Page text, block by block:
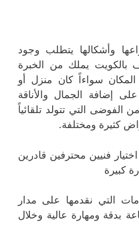
وأشكالها يتطلب وجود
بالكويت يملك من الخبرة
المكان سواءاً كان منزل أو
إضافة الجمال والأناقة
الفوضى التي تتولد تلقائياً
كثيرة ومختلفة.
فنيين محترفين قادرين
كبيرة
التي نقدمها على مدار
وعلى مدار 24 ساعة بدقة ومهارة عالية وخلال